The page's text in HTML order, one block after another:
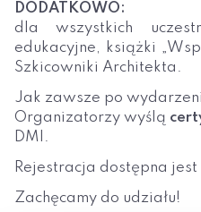
DODATKOWO:
dla wszystkich
edukacyjne, książki
Szkicowniki Architekta.
Jak zawsze po
Organizatorzy wyślą
DMI.
Rejestracja dostępna jest
Zachęcamy do udziału!